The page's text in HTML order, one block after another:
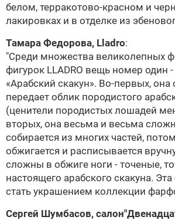
белом, терракотово-красном и
лакировках и в отделке из
Тамара Федорова, Lladro:
"Среди множества великолепных
фигурок LLADRO вещь номер один -
«Арабский скакун». Во-первых, она
передает облик породистого
(ценители породистых лошадей
вторых, она весьма и весьма
собирается из многих частей,
обжигается и расписывается
сложны в обжиге ноги - точеные,
настоящего арабского скакуна.
стать украшением коллекции
Сергей Шумбасов,